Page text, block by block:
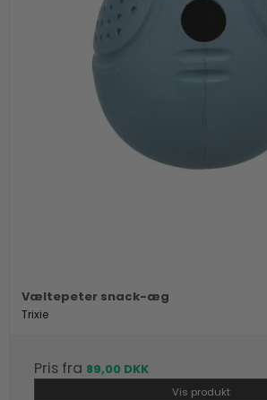
Væltepeter snack-æg
Trixie
Pris fra 89,00 DKK
Vis produkt